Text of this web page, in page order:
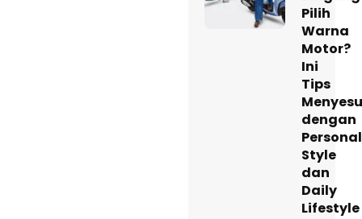
Pilih
Warna
Motor?
Ini
Tips
dengan
Personal
Style
dan
Daily
Lifestyle